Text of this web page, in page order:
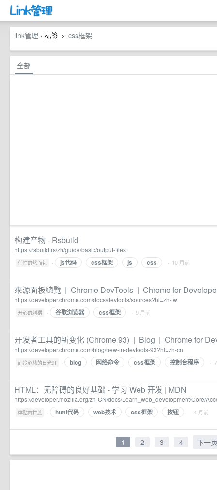
link管理 › 标签 › css框架
全部
构建产物 - Rsbuild
https://rsbuild.rs/zh/guide/basic/output-files
任性的烤面包 · js代码 css框架 js css · 10 月前
來源面板總覽 | Chrome DevTools | Chrome for
https://developer.chrome.com/docs/devtools/sources?hl=zh-tw
开心的刺猬 · 谷歌浏览器 css框架 · 9 月前
开发者工具的新变化 (Chrome 93) | Blog | Chrome for
https://developer.chrome.com/blog/new-in-devtools-93?hl=zh-cn
面冷心慈的日光灯 · blog 网络命令 css框架 控制台程序 ·
HTML：无障碍的良好基础 - 学习 Web 开发 | MDN
https://developer.mozilla.org/zh-CN/docs/Learn_web_development/Core/
体贴的甘蔗 · html代码 web技术 css框架 按钮 · 4 月前
1 2 3 4 下一页